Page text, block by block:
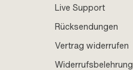
Live Support
Rücksendungen
Vertrag widerrufen
Widerrufsbelehrung